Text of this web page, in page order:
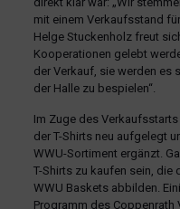
mit einem Verkaufsstand
Helge Stuckenholz freut
Kooperationen gelebt
der Verkauf, sie werden es
der Halle zu bespielen“.
Im Zuge des
der T-Shirts neu aufgelegt
WWU-Sortiment ergänzt.
T-Shirts zu kaufen sein, die
WWU Baskets abbilden.
Programm des